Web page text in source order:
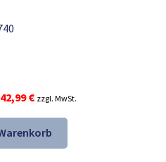
€
42,99€Aktueller
ist:
42,99 €.
zzgl. MwSt.